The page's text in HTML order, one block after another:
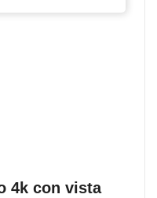
4k con vista